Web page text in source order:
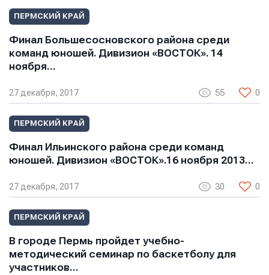
ПЕРМСКИЙ КРАЙ
Финал Большесосновского района среди
команд юношей. Дивизион «ВОСТОК». 14
ноября…
27 декабря, 2017 55 0
ПЕРМСКИЙ КРАЙ
Финал Ильинского района среди команд
юношей. Дивизион «ВОСТОК».16 ноября 2013…
27 декабря, 2017 30 0
ПЕРМСКИЙ КРАЙ
В городе Пермь пройдет учебно-
методический семинар по баскетболу для
участников…